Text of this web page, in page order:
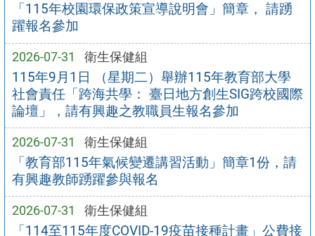
「115年校園環保政策宣導說明會」簡章， 請踴
躍報名參加
2026-07-31 衛生保健組
115年9月1日 （星期二）舉辦115年教育部大學
社會責任「跨海共學： 臺日地方創生SIG跨校國際
論壇」，請有興趣之教職員生報名參加
2026-07-31 衛生保健組
「教育部115年氣候變遷講習活動」簡章1份，請
有興趣教師踴躍參與報名
2026-07-31 衛生保健組
「114至115年度COVID-19疫苗接種計畫」公費接